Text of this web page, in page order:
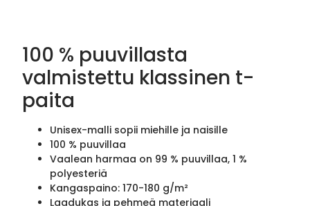
100 % puuvillasta
valmistettu klassinen t-
paita
Unisex-malli sopii miehille ja naisille
100 % puuvillaa
Vaalean harmaa on 99 % puuvillaa, 1 %
polyesteriä
Kangaspaino: 170-180 g/m²
Laadukas ja pehmeä materiaali